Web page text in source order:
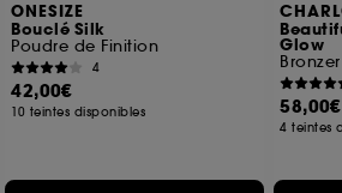
ONESIZE
Bouclé Silk
Poudre de Finition
4
42,00€
10 teintes disponibles
Glow
Bronzer
58,00€
4 teintes